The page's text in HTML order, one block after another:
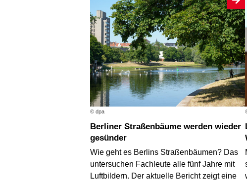
© dpa
Berliner Straßenbäume werden wieder
gesünder
Wie geht es Berlins Straßenbäumen? Das
untersuchen Fachleute alle fünf Jahre mit
Luftbildern. Der aktuelle Bericht zeigt eine